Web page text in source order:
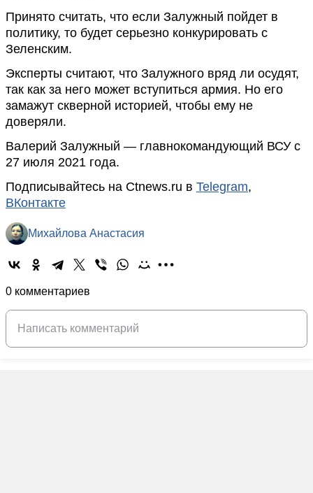
Принято считать, что если Залужный пойдет в
политику, то будет серьезно конкурировать с
Зеленским.
Эксперты считают, что Залужного вряд ли осудят,
так как за него может вступиться армия. Но его
замажут скверной историей, чтобы ему не
доверяли.
Валерий Залужный — главнокомандующий ВСУ с
27 июля 2021 года.
Подписывайтесь на Ctnews.ru в Telegram,
ВКонтакте
Михайлова Анастасия
0 комментариев